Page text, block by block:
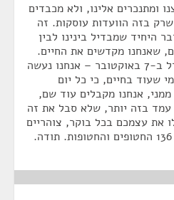
ומתנכרים אלינו, ולא מכבדים
בזה הוועדות עוסקות. זה
היחיד שמבדיל בינינו לבין
שאנחנו מקדשים את החיים.
וכשקורים מחדלים כמו המחדל ב-7 באוקטובר – אנחנו נעשה
שעוד בחיים, כי כל יום
אנחנו מקבלים עוד שם,
בזה יותר, שלא סבל את זה
את עצמכם בכל בוקר, צוהריים